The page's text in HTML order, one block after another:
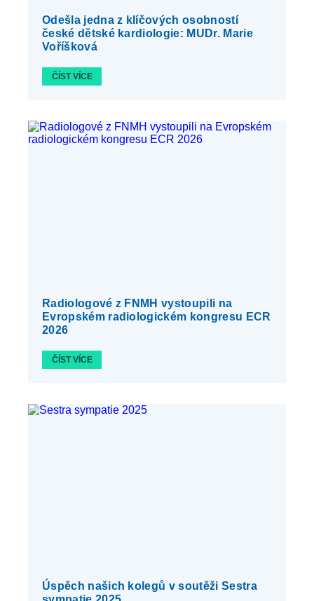
Odešla jedna z klíčových osobností
české dětské kardiologie: MUDr. Marie
Voříšková
ČÍST VÍCE
Radiologové z FNMH vystoupili na
Evropském radiologickém kongresu ECR
2026
ČÍST VÍCE
Úspěch našich kolegů v soutěži Sestra